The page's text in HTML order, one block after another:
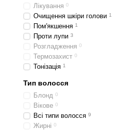
Лікування 0
Очищення шкіри голови 1
Пом'якшення 1
Проти лупи 3
Розгладження 0
Термозахист 0
Тонізація 1
Тип волосся
Блонд 0
Вікове 0
Всі типи волосся 9
Жирні 0